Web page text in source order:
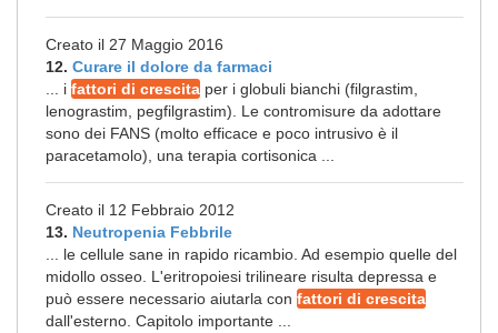
Creato il 27 Maggio 2016
12. Curare il dolore da farmaci
... i fattori di crescita per i globuli bianchi (filgrastim,
lenograstim, pegfilgrastim). Le contromisure da adottare
sono dei FANS (molto efficace e poco intrusivo è il
paracetamolo), una terapia cortisonica ...
Creato il 12 Febbraio 2012
13. Neutropenia Febbrile
... le cellule sane in rapido ricambio. Ad esempio quelle del
midollo osseo. L'eritropoiesi trilineare risulta depressa e
può essere necessario aiutarla con fattori di crescita
dall'esterno. Capitolo importante ...